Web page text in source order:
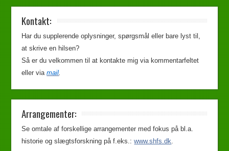
Kontakt:
Har du supplerende oplysninger, spørgsmål eller bare lyst til,
at skrive en hilsen?
Så er du velkommen til at kontakte mig via kommentarfeltet
eller viamail
Arrangementer:
Se omtale af forskellige arrangementer med fokus på bl.a.
historie og slægtsforskning på f.eks.:www.shfs.dk